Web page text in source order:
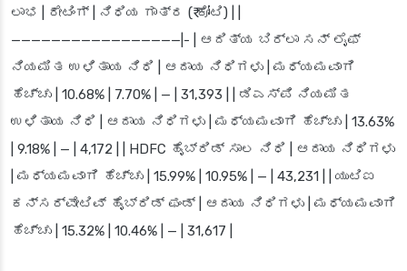
ಲಾಭ | ರೇಟಿಂಗ್ | ನಿಧಿಯ ಗಾತ್ರ (₹ ಕೋಟಿ) | |
—————————————————|- | ಆದಿತ್ಯ ಬಿರ್ಲಾ ಸನ್ ಲೈಫ್
ನಿಯಮಿತ ಉಳಿತಾಯ ನಿಧಿ | ಆದಾಯ ನಿಧಿಗಳು | ಮಧ್ಯಮವಾಗಿ
ಹೆಚ್ಚು | 10.68% | 7.70% | — | 31,393 | | ಡಿಎಸ್‌ಪಿ ನಿಯಮಿತ
ಉಳಿತಾಯ ನಿಧಿ | ಆದಾಯ ನಿಧಿಗಳು | ಮಧ್ಯಮವಾಗಿ ಹೆಚ್ಚು | 13.63%
| 9.18% | — | 4,172 | | HDFC ಹೈಬ್ರಿಡ್ ಸಾಲ ನಿಧಿ | ಆದಾಯ ನಿಧಿಗಳು
| ಮಧ್ಯಮವಾಗಿ ಹೆಚ್ಚು | 15.99% | 10.95% | — | 43,231 | | ಯುಟಿಐ
ಕನ್ಸರ್ವೇಟಿವ್ ಹೈಬ್ರಿಡ್ ಫಂಡ್ | ಆದಾಯ ನಿಧಿಗಳು | ಮಧ್ಯಮವಾಗಿ
ಹೆಚ್ಚು | 15.32% | 10.46% | — | 31,617 |